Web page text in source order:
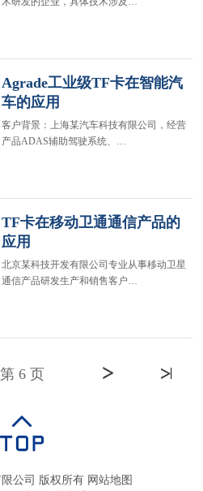
Agrade工业级TF卡在智能汽
车的应用
客户背景：上海某汽车科技有限公司，经营
产品ADAS辅助驾驶系统、…
TF卡在移动卫通通信产品的
应用
北京某科技开发有限公司专业从事移动卫星
通信产品研发生产和销售客户…
第 6 页
公司 版权所有 网站地图